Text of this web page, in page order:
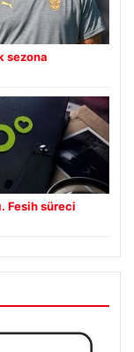
sezona
Fesih süreci